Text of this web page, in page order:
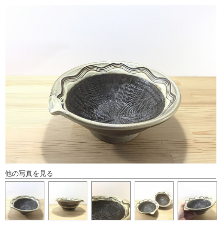
他の写真を見る